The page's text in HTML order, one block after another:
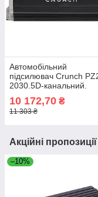
Автомобільний
підсилювач Crunch
2030.5D-канальний.
10 172,70 ₴
11 303 ₴
Акційні
–10%